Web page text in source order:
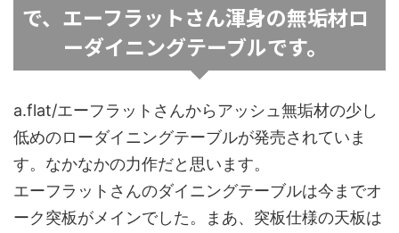
で、エーフラットさん渾身の無垢材ロ
ーダイニングテーブルです。
a.flat/エーフラットさんからアッシュ無垢材の少し
低めのローダイニングテーブルが発売されていま
す。なかなかの力作だと思います。
エーフラットさんのダイニングテーブルは今までオ
ーク突板がメインでした。まあ、突板仕様の天板は